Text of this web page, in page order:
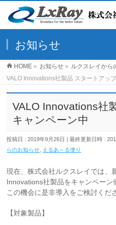
お知らせ
HOME » お知らせ » ルクスレイから
VALO Innovations社製品 スタートアッ
VALO Innovations社
キャンペーン中
投稿日 : 2019年9月26日 最終更新日時 :
らのお知らせ
えるあ～る便り
現在、株式会社ルクスレイでは、
Innovations社製品をキャンペーン
この機会に是非導入をご検討くだ
【対象製品】